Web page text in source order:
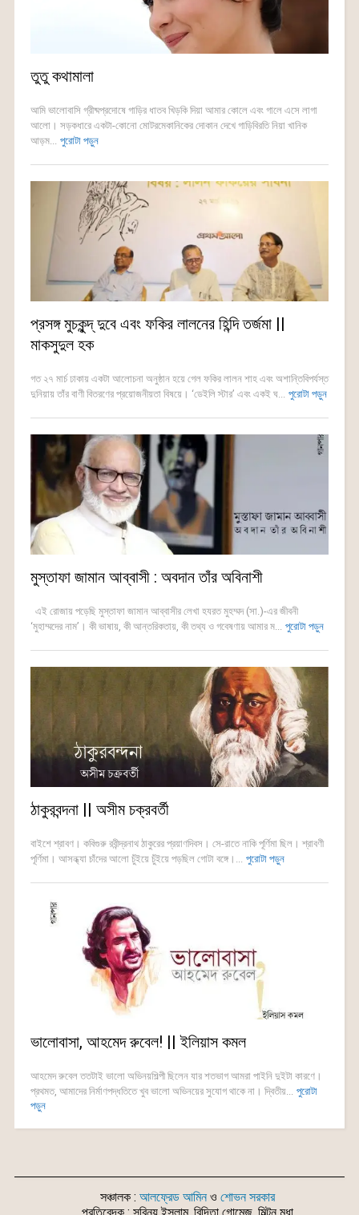
তুতু কথামালা
আমি ভালোবাসি গ্রীষ্মপ্রদোষে গাড়ির ধাতব খিড়কি দিয়া আমার কোলে এবং গালে এসে লাগা
আলো। সড়কধারে একটা-কোনো মোটরমেকানিকের দোকান দেখে গাড়িবিরতি নিয়া খানিক
আড়ম... পুরোটা পড়ুন
প্রসঙ্গ মুচকুন্দ্ দুবে এবং ফকির লালনের হিন্দি তর্জমা ||
মাকসুদুল হক
গত ২৭ মার্চ ঢাকায় একটা আলোচনা অনুষ্ঠান হয়ে গেল ফকির লালন শাহ এবং অশান্তিবিপর্যস্ত
দুনিয়ায় তাঁর বাণী বিতরণের প্রয়োজনীয়তা বিষয়ে। ‘ডেইলি স্টার’ এবং একই ঘ... পুরোটা পড়ুন
মুস্তাফা জামান আব্বাসী : অবদান তাঁর অবিনাশী
এই রোজায় পড়েছি মুস্তাফা জামান আব্বাসীর লেখা হযরত মুহম্মদ (সা.)-এর জীবনী
‘মুহাম্মদের নাম’। কী ভাষায়, কী আন্তরিকতায়, কী তথ্য ও গবেষণায় আমার ম... পুরোটা পড়ুন
ঠাকুরবন্দনা || অসীম চক্রবর্তী
বাইশে শ্রাবণ। কবিগুরু রবীন্দ্রনাথ ঠাকুরের প্রয়াণদিবস। সে-রাতে নাকি পূর্ণিমা ছিল। শ্রাবণী
পূর্ণিমা। আসন্ধ্যা চাঁদের আলো চুঁইয়ে চুঁইয়ে পড়ছিল গোটা বঙ্গে।... পুরোটা পড়ুন
ভালোবাসা, আহমেদ রুবেল! || ইলিয়াস কমল
আহমেদ রুবেল ততটাই ভালো অভিনয়শিল্পী ছিলেন যার শতভাগ আমরা পাইনি দুইটা কারণে।
প্রথমত, আমাদের নির্মাণপদ্ধতিতে খুব ভালো অভিনয়ের সুযোগ থাকে না। দ্বিতীয়... পুরোটা
পড়ুন
সঞ্চালক : আলফ্রেড আমিনও শোভন সরকার